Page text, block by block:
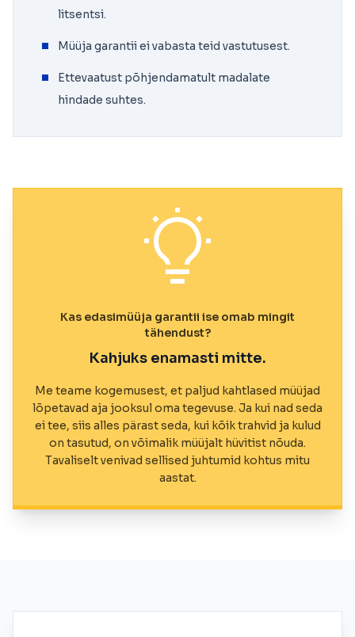
litsentsi.
Müüja garantii ei vabasta teid vastutusest.
Ettevaatust põhjendamatult madalate
hindade suhtes.
Kas edasimüüja garantii ise omab mingit
tähendust?
Kahjuks enamasti mitte.
Me teame kogemusest, et paljud kahtlased müüjad
lõpetavad aja jooksul oma tegevuse. Ja kui nad seda
ei tee, siis alles pärast seda, kui kõik trahvid ja kulud
on tasutud, on võimalik müüjalt hüvitist nõuda.
Tavaliselt venivad sellised juhtumid kohtus mitu
aastat.